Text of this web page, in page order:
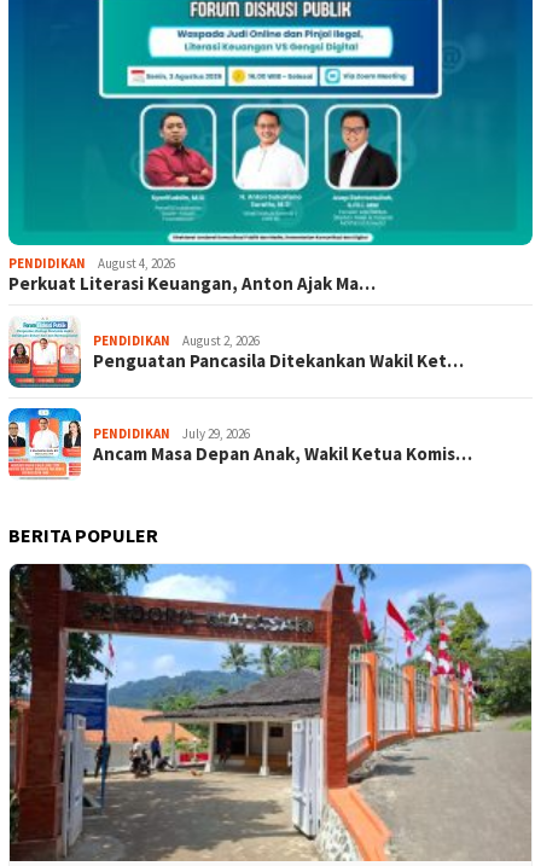
PENDIDIKAN August 4, 2026
Perkuat Literasi Keuangan, Anton Ajak Ma…
PENDIDIKAN August 2, 2026
Penguatan Pancasila Ditekankan Wakil Ket…
PENDIDIKAN July 29, 2026
Ancam Masa Depan Anak, Wakil Ketua Komis…
BERITA POPULER